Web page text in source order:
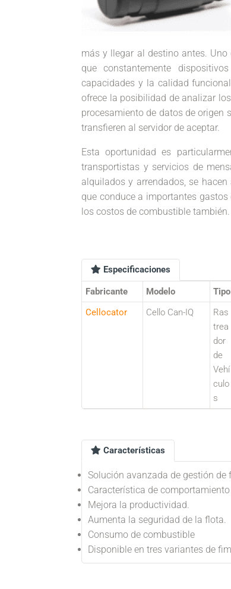
más y llegar al destino antes.
que constantemente
capacidades y la calidad
ofrece la posibilidad de analizar
procesamiento de datos de origen
transfieren al servidor de aceptar.
Esta oportunidad es
transportistas y servicios de
alquilados y arrendados, se
que conduce a importantes
los costos de combustible también.
Especificaciones
Fabricante Modelo Tipo
Cellocator
Cello Can-IQ
Ras
trea
dor
de
Vehí
culo
s
Características
Solución avanzada de gestión de
Característica de
Mejora la productividad.
Aumenta la seguridad de la flota.
Consumo de combustible
Disponible en tres variantes de